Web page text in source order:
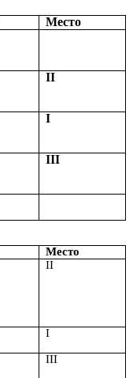
Место
II
I
III
Место
II
I
III